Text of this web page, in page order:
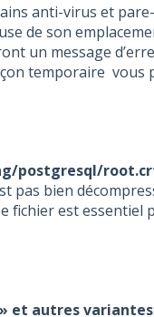
anti-virus et
de son
un message
temporaire vous
postgresql/
pas bien
fichier est
» et autres variantes: